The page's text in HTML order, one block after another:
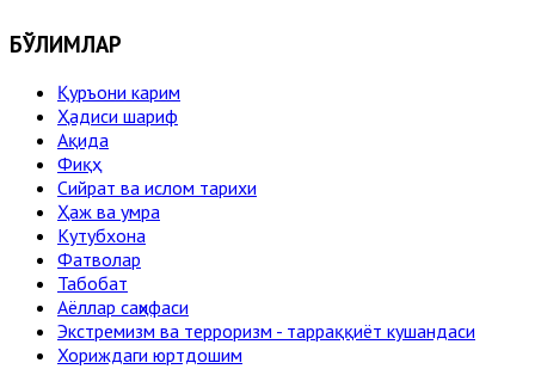
БЎЛИМЛАР
Қуръони карим
Ҳадиси шариф
Ақида
Фиқҳ
Сийрат ва ислом тарихи
Ҳаж ва умра
Кутубхона
Фатволар
Табобат
Аёллар саҳифаси
Экстремизм ва терроризм - тарраққиёт кушандаси
Хориждаги юртдошим